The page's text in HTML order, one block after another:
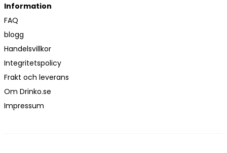
Information
FAQ
blogg
Handelsvillkor
Integritetspolicy
Frakt och leverans
Om Drinko.se
Impressum